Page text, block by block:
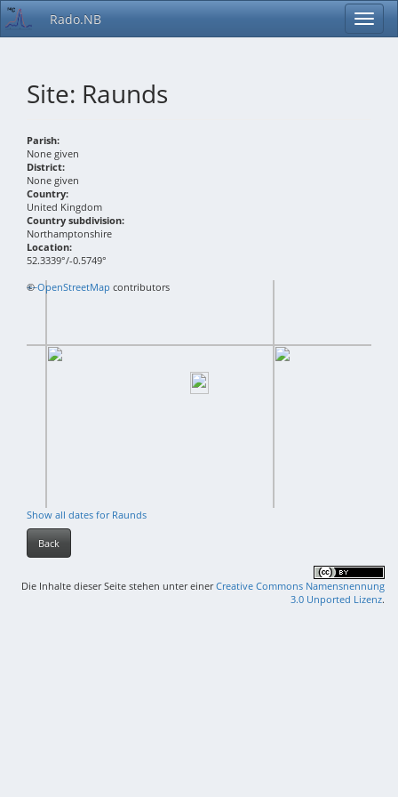
Rado.NB
Site: Raunds
Parish:
None given
District:
None given
Country:
United Kingdom
Country subdivision:
Northamptonshire
Location:
52.3339°/-0.5749°
+−
©OpenStreetMap contributors
Show all dates for Raunds
Back
Die Inhalte dieser Seite stehen unter einerCreative Commons Namensnennung
3.0 Unported Lizenz.